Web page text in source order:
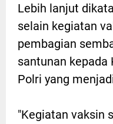
Lebih lanjut
selain kegiatan
pembagian
santunan kepada
Polri yang
"Kegiatan vaksin